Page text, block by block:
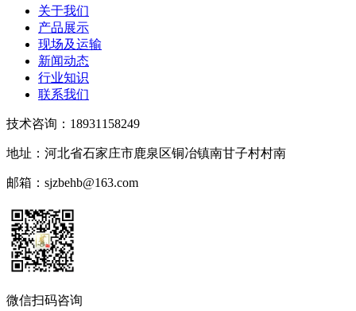
关于我们
产品展示
现场及运输
新闻动态
行业知识
联系我们
技术咨询：18931158249
地址：河北省石家庄市鹿泉区铜冶镇南甘子村村南
邮箱：sjzbehb@163.com
微信扫码咨询